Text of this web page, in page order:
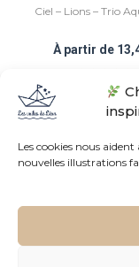
Les cookies nous
nouvelles illustrations
Ciel – Lions – Trio
À partir de
5.00
sur 5
Conditions
L’histoire de